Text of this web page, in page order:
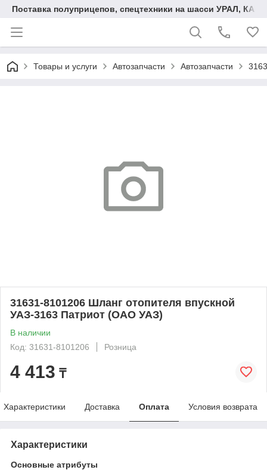
Поставка полуприцепов, спецтехники на шасси УРАЛ,
Товары и услуги Автозапчасти Автозапчасти
31631-8101206 Шланг отопителя впускной
УАЗ-3163 Патриот (ОАО УАЗ)
В наличии
Код: 31631-8101206
Розница
4 413 ₸
Характеристики Доставка Оплата Условия возврата
Характеристики
Основные атрибуты